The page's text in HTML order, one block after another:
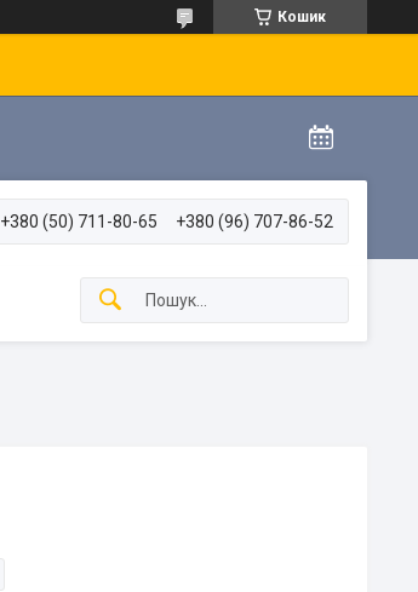
Кошик
+380 (50) 711-80-65 +380 (96) 707-86-52